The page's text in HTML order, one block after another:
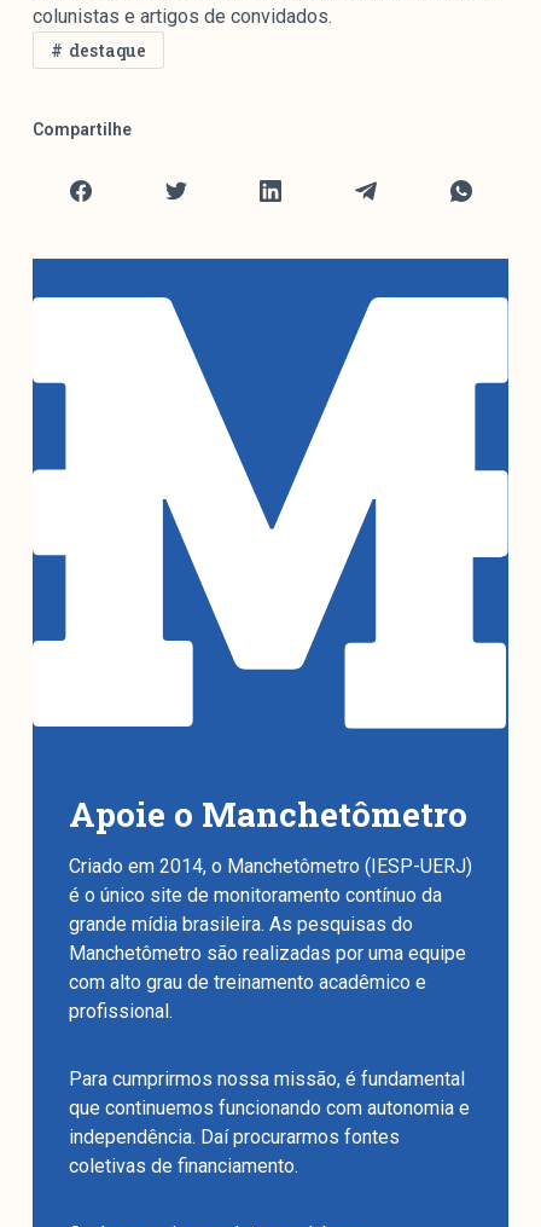
colunistas e artigos de convidados.
destaque
Compartilhe
Apoie o Manchetômetro
Criado em 2014, o Manchetômetro (IESP-UERJ)
é o único site de monitoramento contínuo da
grande mídia brasileira. As pesquisas do
Manchetômetro são realizadas por uma equipe
com alto grau de treinamento acadêmico e
profissional.
Para cumprirmos nossa missão, é fundamental
que continuemos funcionando com autonomia e
independência. Daí procurarmos fontes
coletivas de financiamento.